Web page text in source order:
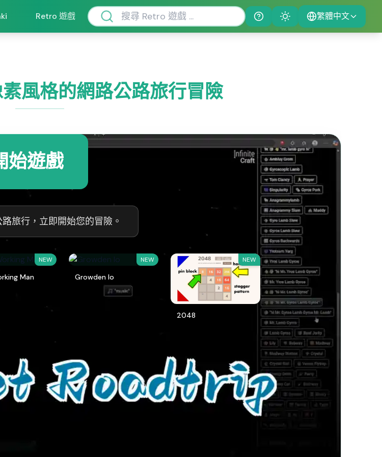
Retro 遊戲 Help Theme 繁體中文
風格的網路公路旅行冒險
始遊戲
旅行，立即開始您的冒險。
NEW
Man
NEW
Growden Io
NEW
2048